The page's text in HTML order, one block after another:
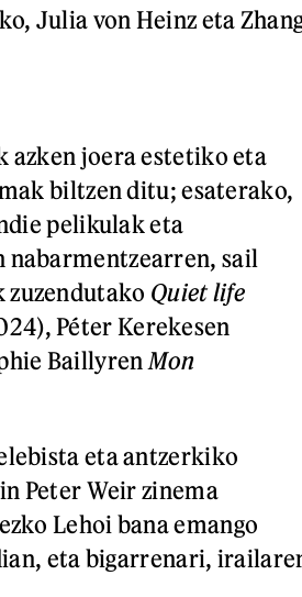
Julia von Heinz eta
azken joera estetiko eta
biltzen ditu; esaterako,
pelikulak eta
nabarmentzearren, sail
zuzendutako Quiet life
Péter Kerekesen
Baillyren Mon
eta antzerkiko
Peter Weir zinema
Lehoi bana emango
eta bigarrenari,